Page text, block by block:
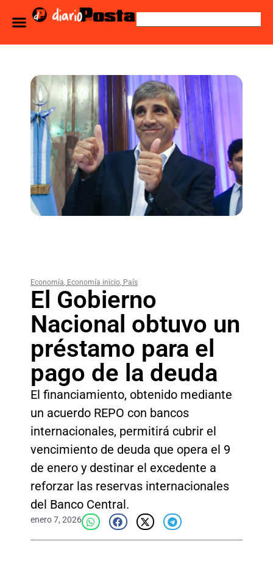
Economía, Economía inicio, País
El Gobierno
Nacional obtuvo un
préstamo para el
pago de la deuda
El financiamiento, obtenido mediante
un acuerdo REPO con bancos
internacionales, permitirá cubrir el
vencimiento de deuda que opera el 9
de enero y destinar el excedente a
reforzar las reservas internacionales
del Banco Central.
enero 7, 2026